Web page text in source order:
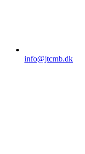
info@jtcmb.dk